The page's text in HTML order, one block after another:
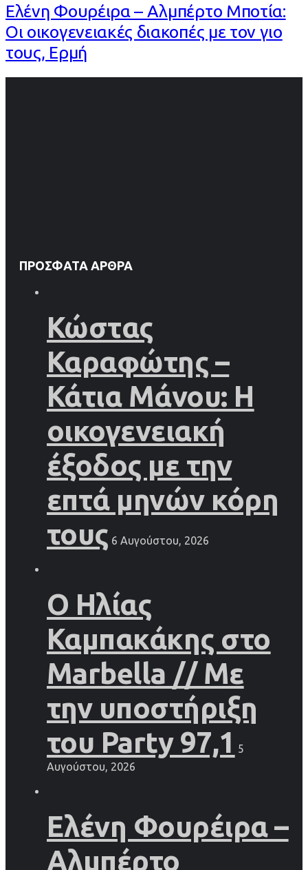
Ελένη Φουρέιρα – Αλμπέρτο Μποτία:
Οι οικογενειακές διακοπές με τον γιο
τους, Ερμή
ΠΡΌΣΦΑΤΑ ΆΡΘΡΑ
Κώστας
Καραφώτης –
Κάτια Μάνου: Η
οικογενειακή
έξοδος με την
επτά μηνών κόρη
τους 6 Αυγούστου, 2026
Ο Ηλίας
Καμπακάκης στο
Marbella // Με
την υποστήριξη
του Party 97,1
5
Αυγούστου, 2026
Ελένη Φουρέιρα –
Αλμπέρτο